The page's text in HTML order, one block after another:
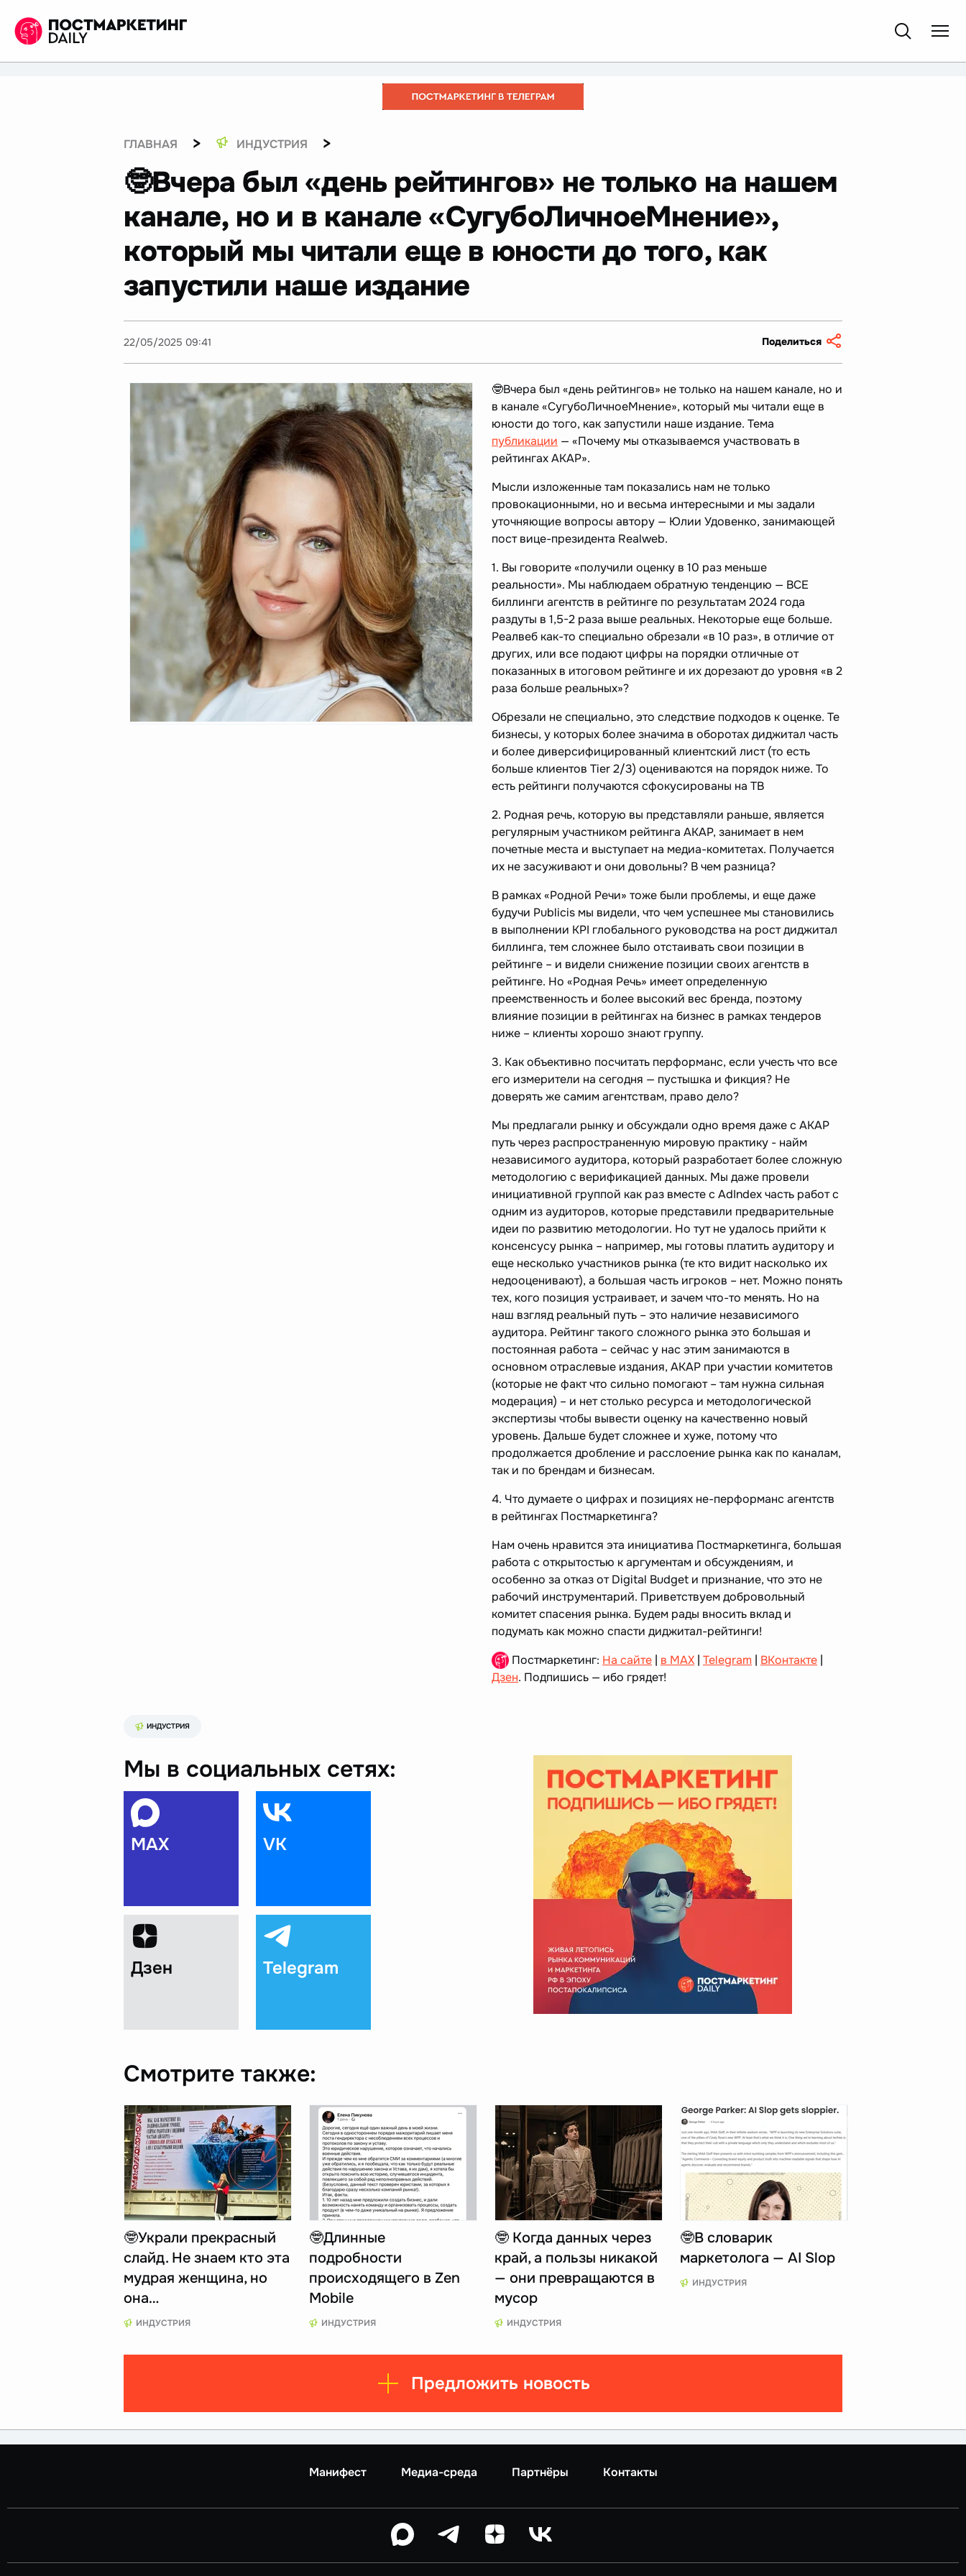
ГЛАВНАЯ > ИНДУСТРИЯ >
🤓Вчера был «день рейтингов» не только на нашем
канале, но и в канале «СугубоЛичноеМнение»,
который мы читали еще в юности до того, как
запустили наше издание
22/05/2025 09:41 Поделиться
🤓Вчера был «день рейтингов» не только на нашем канале, но и
в канале «СугубоЛичноеМнение», который мы читали еще в
юности до того, как запустили наше издание. Тема
публикации — «Почему мы отказываемся участвовать в
рейтингах АКАР».
Мысли изложенные там показались нам не только
провокационными, но и весьма интересными и мы задали
уточняющие вопросы автору — Юлии Удовенко, занимающей
пост вице-президента Realweb.
1. Вы говорите «получили оценку в 10 раз меньше
реальности». Мы наблюдаем обратную тенденцию — ВСЕ
биллинги агентств в рейтинге по результатам 2024 года
раздуты в 1,5-2 раза выше реальных. Некоторые еще больше.
Реалвеб как-то специально обрезали «в 10 раз», в отличие от
других, или все подают цифры на порядки отличные от
показанных в итоговом рейтинге и их дорезают до уровня «в 2
раза больше реальных»?
Обрезали не специально, это следствие подходов к оценке. Те
бизнесы, у которых более значима в оборотах диджитал часть
и более диверсифицированный клиентский лист (то есть
больше клиентов Tier 2/3) оцениваются на порядок ниже. То
есть рейтинги получаются сфокусированы на ТВ
2. Родная речь, которую вы представляли раньше, является
регулярным участником рейтинга АКАР, занимает в нем
почетные места и выступает на медиа-комитетах. Получается
их не засуживают и они довольны? В чем разница?
В рамках «Родной Речи» тоже были проблемы, и еще даже
будучи Publicis мы видели, что чем успешнее мы становились
в выполнении KPI глобального руководства на рост диджитал
биллинга, тем сложнее было отстаивать свои позиции в
рейтинге – и видели снижение позиции своих агентств в
рейтинге. Но «Родная Речь» имеет определенную
преемственность и более высокий вес бренда, поэтому
влияние позиции в рейтингах на бизнес в рамках тендеров
ниже – клиенты хорошо знают группу.
3. Как объективно посчитать перформанс, если учесть что все
его измерители на сегодня — пустышка и фикция? Не
доверять же самим агентствам, право дело?
Мы предлагали рынку и обсуждали одно время даже с АКАР
путь через распространенную мировую практику - найм
независимого аудитора, который разработает более сложную
методологию с верификацией данных. Мы даже провели
инициативной группой как раз вместе с AdIndex часть работ с
одним из аудиторов, которые представили предварительные
идеи по развитию методологии. Но тут не удалось прийти к
консенсусу рынка – например, мы готовы платить аудитору и
еще несколько участников рынка (те кто видит насколько их
недооценивают), а большая часть игроков – нет. Можно понять
тех, кого позиция устраивает, и зачем что-то менять. Но на
наш взгляд реальный путь – это наличие независимого
аудитора. Рейтинг такого сложного рынка это большая и
постоянная работа – сейчас у нас этим занимаются в
основном отраслевые издания, АКАР при участии комитетов
(которые не факт что сильно помогают – там нужна сильная
модерация) – и нет столько ресурса и методологической
экспертизы чтобы вывести оценку на качественно новый
уровень. Дальше будет сложнее и хуже, потому что
продолжается дробление и расслоение рынка как по каналам,
так и по брендам и бизнесам.
4. Что думаете о цифрах и позициях не-перформанс агентств
в рейтингах Постмаркетинга?
Нам очень нравится эта инициатива Постмаркетинга, большая
работа с открытостью к аргументам и обсуждениям, и
особенно за отказ от Digital Budget и признание, что это не
рабочий инструментарий. Приветствуем добровольный
комитет спасения рынка. Будем рады вносить вклад и
подумать как можно спасти диджитал-рейтинги!
Постмаркетинг: На сайте | в MAX | Telegram | ВКонтакте |
Дзен. Подпишись — ибо грядет!
ИНДУСТРИЯ
Мы в социальных сетях:
MAX VK
Дзен Telegram
Смотрите также:
🤓Украли прекрасный
слайд. Не знаем кто эта
мудрая женщина, но
она…
ИНДУСТРИЯ
🤓Длинные
подробности
происходящего в Zen
Mobile
ИНДУСТРИЯ
🤓 Когда данных через
край, а пользы никакой
— они превращаются в
мусор
ИНДУСТРИЯ
🤓В словарик
маркетолога — AI Slop
ИНДУСТРИЯ
Предложить новость
Манифест Медиа-среда Партнёры Контакты